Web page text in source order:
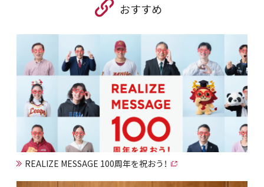
おすすめ
REALIZE MESSAGE 100周年を祝おう！